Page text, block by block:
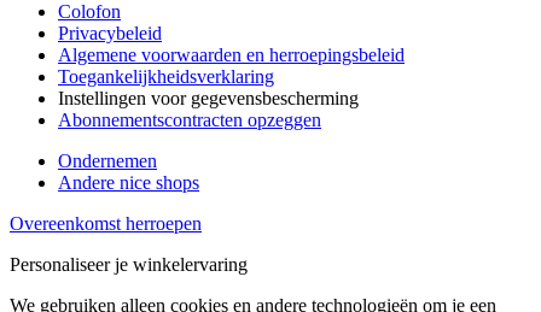
Colofon
Privacybeleid
Algemene voorwaarden en herroepingsbeleid
Toegankelijkheidsverklaring
Instellingen voor gegevensbescherming
Abonnementscontracten opzeggen
Ondernemen
Andere nice shops
Overeenkomst herroepen
Personaliseer je winkelervaring
We gebruiken alleen cookies en andere technologieën om je een